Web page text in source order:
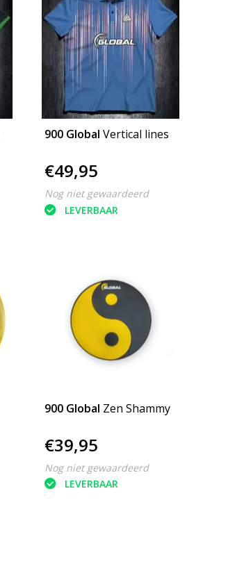
900 Global Vertical lines
€49,95
Nog niet gewaardeerd
LEVERBAAR
900 Global Zen Shammy
€39,95
Nog niet gewaardeerd
LEVERBAAR